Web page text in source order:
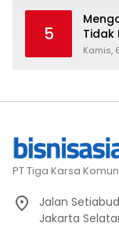
5
Tidak
Kamis,
PT Tiga Karsa
Jalan
Jakarta